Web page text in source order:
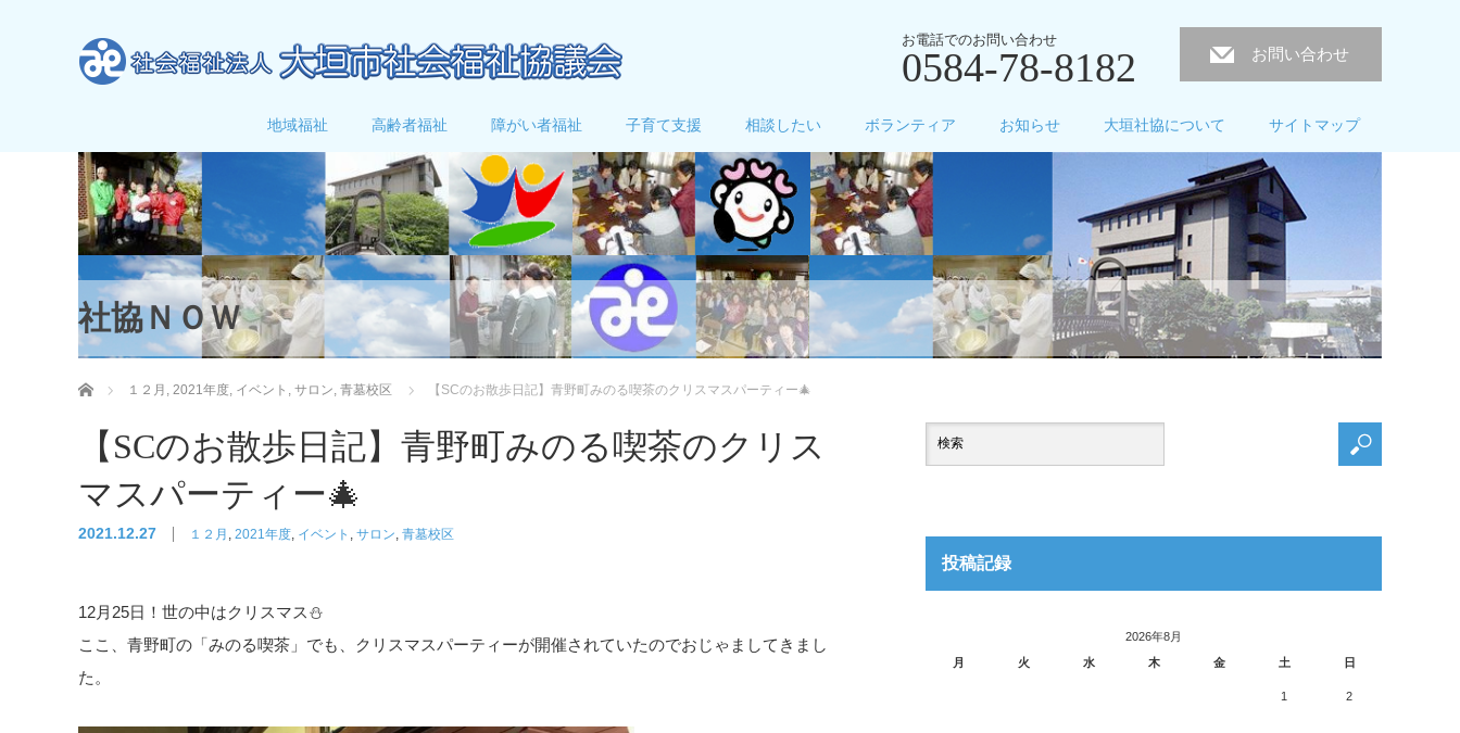
お電話でのお問い合わせ
0584-78-8182 お問い合わせ
地域福祉 高齢者福祉 障がい者福祉 子育て支援 相談したい ボランティア お知らせ 大垣社協について サイトマップ
社協ＮＯＷ
ホーム １２月 2021年度 イベント サロン 青墓校区 【SCのお散歩日記】青野町みのる喫茶のクリスマスパーティー🎄
【SCのお散歩日記】青野町みのる喫茶のクリス
マスパーティー🎄
2021.12.27 １２月 2021年度 イベント サロン 青墓校区
12月25日！世の中はクリスマス⛄
ここ、青野町の「みのる喫茶」でも、クリスマスパーティーが開催されていたのでおじゃましてきまし
た。
投稿記録
2026年8月
月
火 水 木 金 土 日
1 2